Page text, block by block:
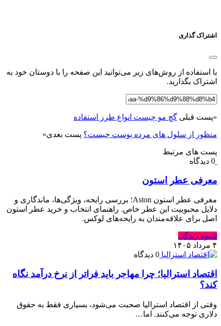
اشتراک گذاری
با استفاده از روش‌های زیر می‌توانید این صفحه را با دوستان خود به
اشتراک بگذارید.
«پست قبلی گچ مو چیست انواع طرز استفاده
منظور از سلول های مرده پوست چیست؟ پست بعدی»
پست های مرتبط
0 دیدگاه
معرفی عطر استون
معرفی عطر استون Aston؛ بررسی رایحه، ویژگی‌ها، ماندگاری و
دلایل محبوبیت این عطر خاص. راهنمای انتخاب و خرید عطر استون
اصل برای علاقه‌مندان به رایحه‌های لوکس.
شیوه زندگی
۴ مرداد ۱۴۰۵
0 دیدگاه
اقتصاد استرالیا⁠؛ چرا مهاجر باید فراتر از نرخ درآمد نگاه
کند⁠؟‏
وقتی از اقتصاد استرالیا صحبت می‌شود⁠، بسیاری فقط به حقوق
دلاری توجه می‌کنند⁠.‏ اما…